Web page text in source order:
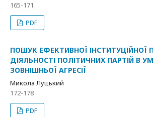
165-171
PDF
ПОШУК ЕФЕКТИВНОЇ ІНСТИТУЦІЙНОЇ
ДІЯЛЬНОСТІ ПОЛІТИЧНИХ ПАРТІЙ В
ЗОВНІШНЬОЇ АГРЕСІЇ
Микола Луцький
172-178
PDF